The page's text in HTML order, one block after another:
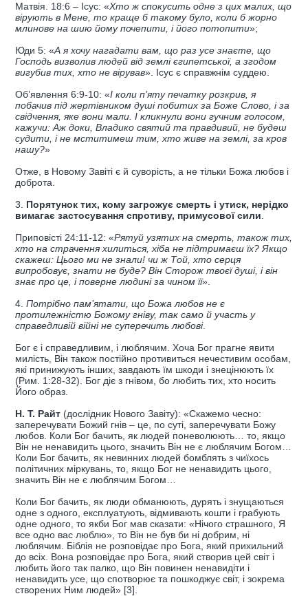
Матвія. 18:6 – Ісус: «Хто ж спокусить одне з цих малих, що
вірують в Мене, то краще б такому було, коли б жорно
млинове на шию йому почепити, і його потопити»;
Юди 5: «А я хочу нагадати вам, що раз усе знаєте, що
Господь визволив людей від землі єгипетської, а згодом
вигубив тих, хто не вірував». Ісус є справжнім суддею.
Об’явлення 6:9-10: «І коли п’яту печатку розкрив, я
побачив під жертівником душі побитих за Боже Слово, і за
свідчення, яке вони мали. І кликнули вони гучним голосом,
кажучи: Аж доки, Владико святий та правдивий, не будеш
судити, і не мститимеш тим, хто живе на землі, за кров
нашу?»
Отже, в Новому Завіті є й суворість, а не тільки Божа любов і
доброта.
3. Порятунок тих, кому загрожує смерть і утиск, нерідко
вимагає застосування спротиву, примусової сили
Приповісті 24:11-12: «Рятуй узятих на смерть, також тих,
хто на страчення хилиться, хіба не підтримаєш їх? Якщо
скажеш: Цього ми не знали! чи ж Той, хто серця
випробовує, знати не буде? Він Сторож твоєї душі, і він
знає про це, і поверне людині за чином її».
4. Потрібно пам’ятати, що Божа любов не є
протилежністю Божому гніву, так само й участь у
справедливій війні не суперечить любові.
Бог є і справедливим, і люблячим. Хоча Бог прагне явити
милість, Він також постійно противиться нечестивим особам,
які принижують інших, завдають їм шкоди і знецінюють їх
(Рим. 1:28-32). Бог діє з гнівом, бо любить тих, хто носить
Його образ.
Н. Т. Райт (дослідник Нового Завіту): «Скажемо чесно:
заперечувати Божий гнів – це, по суті, заперечувати Божу
любов. Коли Бог бачить, як людей поневолюють… то, якщо
Він не ненавидить цього, значить Він не є люблячим Богом…
Коли Бог бачить, як невинних людей бомблять з чиїхось
політичних міркувань, то, якщо Бог не ненавидить цього,
значить Він не є люблячим Богом…
Коли Бог бачить, як люди обманюють, дурять і знущаються
одне з одного, експлуатують, відмивають кошти і грабують
одне одного, то якби Бог мав сказати: «Нічого страшного, Я
все одно вас люблю», то Він не був би ні добрим, ні
люблячим. Біблія не розповідає про Бога, який прихильний
до всіх. Вона розповідає про Бога, який створив цей світ і
любить його так палко, що Він повинен ненавидіти і
ненавидить усе, що спотворює та пошкоджує світ, і зокрема
створених Ним людей» [3].